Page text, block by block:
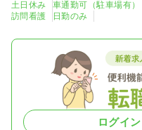
土日休み 車通勤可（駐車場有）
訪問看護
日勤のみ
ログイ